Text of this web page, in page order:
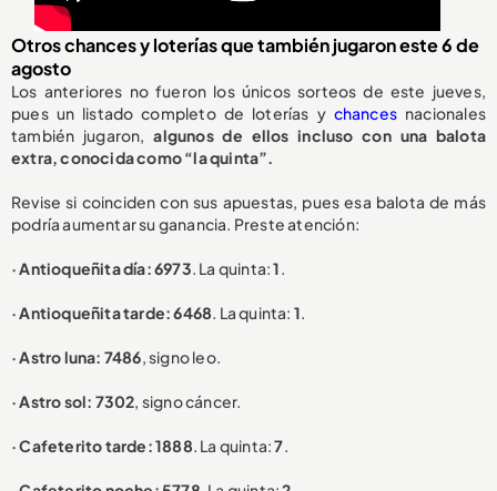
Otros chances y loterías que también jugaron este 6 de
agosto
Los anteriores no fueron los únicos sorteos de este jueves,
pues un listado completo de loterías y chances nacionales
también jugaron,algunos de ellos incluso con una balota
extra, conocida como “la quinta”.
Revise si coinciden con sus apuestas, pues esa balota de más
podría aumentar su ganancia. Preste atención:
· Antioqueñita día: 6973. La quinta:1.
· Antioqueñita tarde: 6468. La quinta: 1.
· Astro luna: 7486, signo leo.
· Astro sol: 7302, signo cáncer.
· Cafeterito tarde: 1888. La quinta:7.